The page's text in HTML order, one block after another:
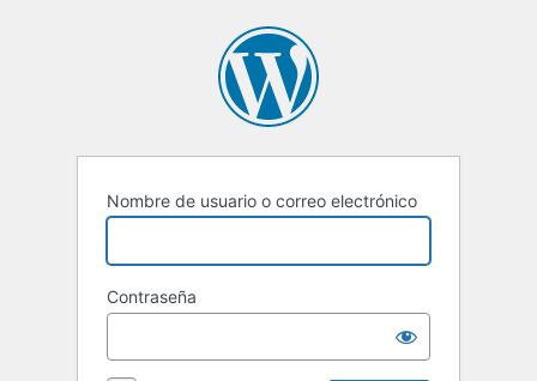
Nombre de usuario o correo electrónico
Contraseña